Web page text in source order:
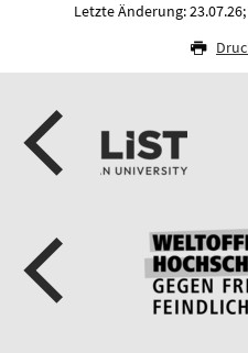
Letzte Änderung: 23.07.26;